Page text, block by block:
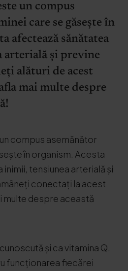
un compus
care se găsește în
afectează sănătatea
arterială și previne
alături de acest
mai multe despre
compus asemănător
în organism. Acesta
tensiunea arterială și
conectați la acest
multe despre această
și ca vitamina Q.
funcționarea fiecărei